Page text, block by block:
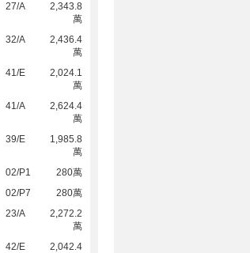
27/A
2,343.8
萬
32/A
2,436.4
萬
41/E
2,024.1
萬
41/A
2,624.4
萬
39/E
1,985.8
萬
02/P1
280萬
02/P7
280萬
23/A
2,272.2
萬
42/E
2,042.4